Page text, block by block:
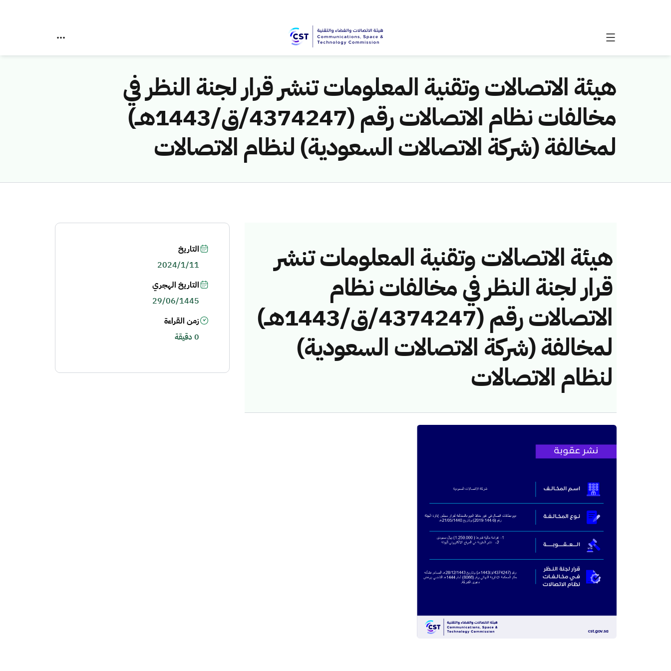
هيئة الاتصالات وتقنية المعلومات تنشر قرار لجنة النظر في
مخالفات نظام الاتصالات رقم (4374247/ق/1443هــ)
لمخالفة (شركة الاتصالات السعودية) لنظام الاتصالات
هيئة الاتصالات وتقنية المعلومات تنشر
قرار لجنة النظر في مخالفات نظام
الاتصالات رقم (4374247/ق/1443هــ)
لمخالفة (شركة الاتصالات السعودية)
لنظام الاتصالات
التاريخ
2024/1/11
التاريخ الهجري
29/06/1445
زمن القراءة
0 دقيقة